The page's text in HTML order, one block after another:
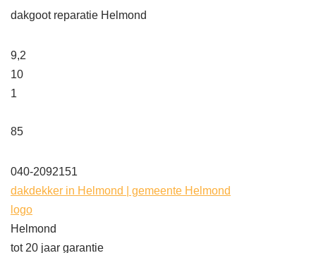
dakgoot reparatie Helmond
9,2
10
1
85
040-2092151
dakdekker in Helmond | gemeente Helmond
logo
Helmond
tot 20 jaar garantie